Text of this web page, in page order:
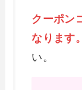
クーポン
なります。
い。